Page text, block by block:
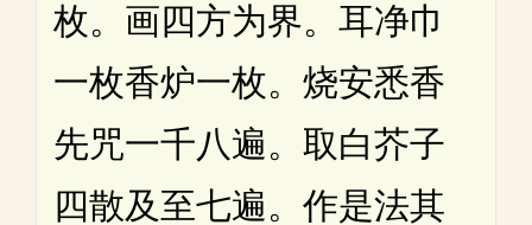
枚。画四方为界。耳净巾
一枚香炉一枚。烧安悉香
先咒一千八遍。取白芥子
四散及至七遍。作是法其